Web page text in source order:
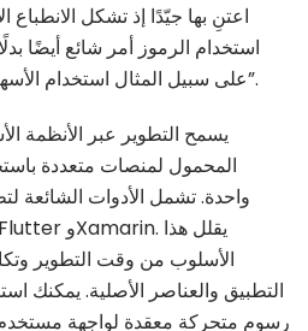
اعتنِ بها جيّدًا إذ تشكل
استخدام الرموز أمر شائع أيضًا
على سبيل المثال استخدام الأسهم بدلًا من “التالي” و”السابق”.
يسمح التطوير عبر الأنظمة
المحمول لمنصات متعددة
واحدة. تشمل الأدوات الشائعة
الأسلوب من وقت التطوير
التطبيق والعناصر الأصلية. يمكنك
رسوم متحركة معقدة لواجهة